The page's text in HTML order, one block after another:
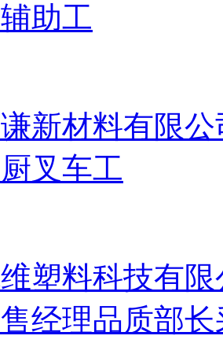
助工
新材料有限公
叉车工
塑料科技有限
经理品质部长